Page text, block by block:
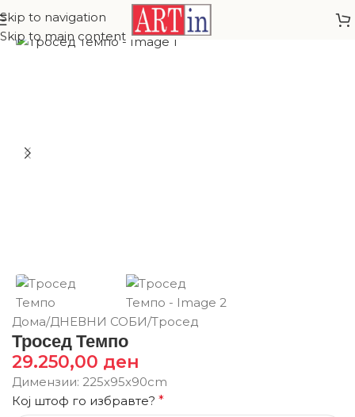
Skip to navigation
Skip to main content
Дома/ДНЕВНИ СОБИ/Тросед
Тросед Темпо
29.250,00 ден
Димензии: 225х95x90cm
Кој штоф го избравте? *